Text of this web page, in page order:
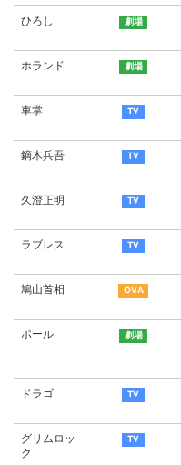
ひろし
ホランド
車掌
鏑木兵吾
久澄正明
ラブレス
鳩山首相
ポール
ドラゴ
グリムロッ
ク